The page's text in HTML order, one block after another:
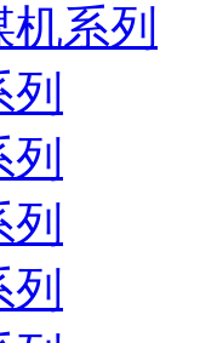
系列